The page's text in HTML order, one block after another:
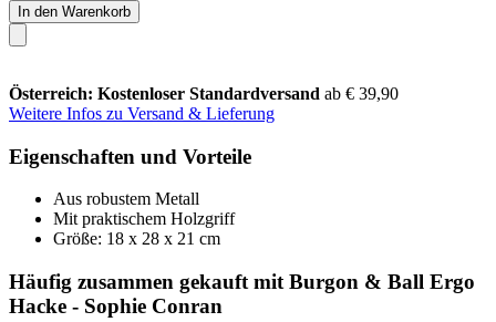
In den Warenkorb
Österreich: Kostenloser Standardversand ab € 39,90
Weitere Infos zu Versand & Lieferung
Eigenschaften und Vorteile
Aus robustem Metall
Mit praktischem Holzgriff
Größe: 18 x 28 x 21 cm
Häufig zusammen gekauft mit Burgon & Ball Ergo
Hacke - Sophie Conran